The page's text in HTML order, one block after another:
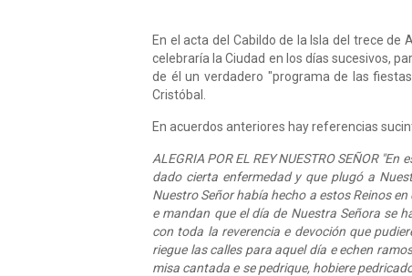
En el acta del Cabildo de la Isla del trece
celebraría la Ciudad en los días sucesivos,
de él un verdadero "programa de las
Cristóbal.
En acuerdos anteriores hay referencias
ALEGRIA POR EL REY NUESTRO SEÑOR
dado cierta enfermedad y que plugó a
Nuestro Señor había hecho a estos Reinos
e mandan que el día de Nuestra Señora se
con toda la reverencia e devoción que
riegue las calles para aquel día e echen
misa cantada e se pedrique, hobiere